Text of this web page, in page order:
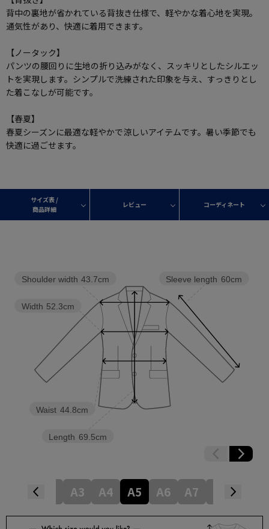
背中の裏地が省かれている背抜き仕様で、軽やかな着心地を実現。
通気性があり、快適に着用できます。
【ノータック】
パンツの腰回りに生地の折り込みがなく、スッキリとしたシルエッ
トを実現します。シンプルで洗練された印象を与え、すっきりとし
た着こなしが可能です。
【春夏】
春夏シーズンに最適な軽やかで涼しいアイテムです。暑い季節でも
快適に過ごせます。
サイズ表 /
商品詳細
レビュー コーディネート
Sleeve length 60cm
Length 69.5cm
Waist 44.8cm
Width 52.3cm
Shoulder width 43.7cm
A3 A4 A5 A6 A7